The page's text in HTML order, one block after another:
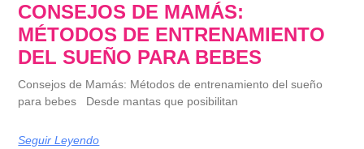
CONSEJOS DE MAMÁS:
MÉTODOS DE ENTRENAMIENTO
DEL SUEÑO PARA BEBES
Consejos de Mamás: Métodos de entrenamiento del sueño
para bebes Desde mantas que posibilitan
Seguir Leyendo